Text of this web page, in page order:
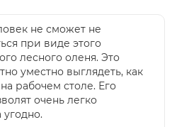
не сможет не
при виде этого
лесного оленя. Это
уместно выглядеть, как
рабочем столе. Его
очень легко
угодно.